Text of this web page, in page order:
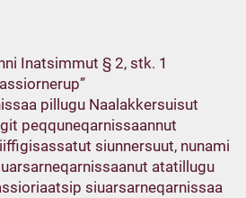
Inatsimmut § 2, stk. 1
pillugu Naalakkersuisut
peqquneqarnissaannut
siunnersuut, nunami
atatillugu
siuarsarneqarnissaa